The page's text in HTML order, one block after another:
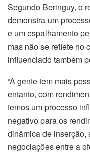
Segundo Beringuy, o
demonstra um
e um espalhamento
mas não se reflete no
influenciado também
“A gente tem mais
entanto, com
temos um processo
negativo para os
dinâmica de inserção,
negociações entre a